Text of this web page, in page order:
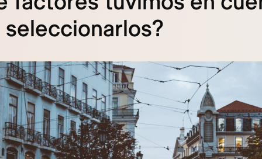
seleccionarlos?